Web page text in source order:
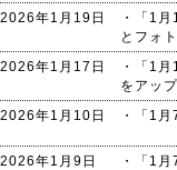
2026年1月19日
・「1
とフォ
2026年1月17日
・「1
をアッ
2026年1月10日
・「1
2026年1月9日
・「1